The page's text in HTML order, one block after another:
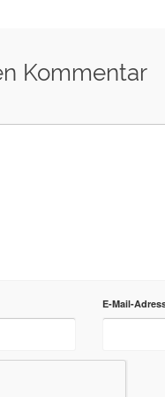
Kommentar
E-Mail-